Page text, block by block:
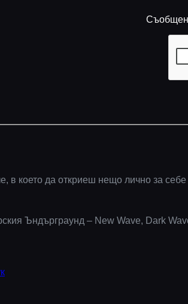
в което да откриеш нещо лично за
Ъндърграунд – New Wave, Dark